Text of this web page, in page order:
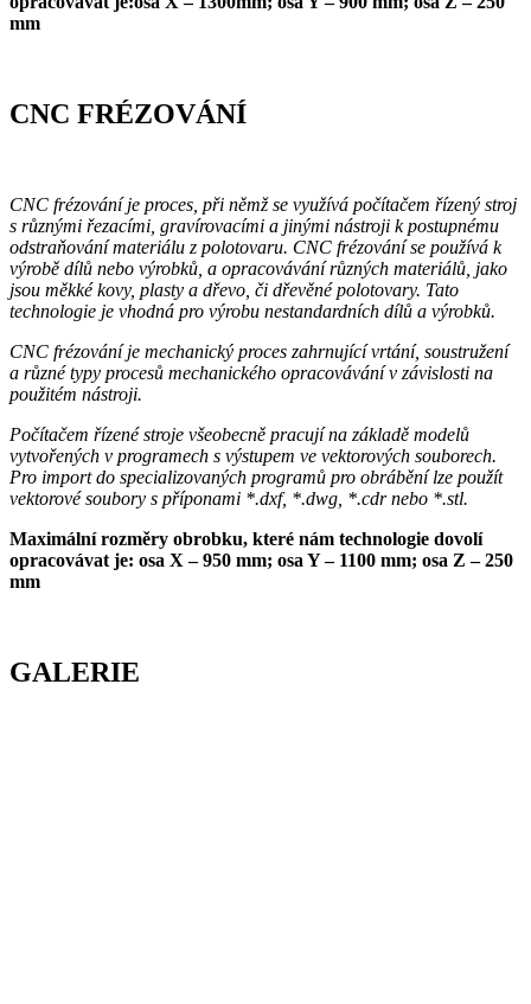
mm
CNC FRÉZOVÁNÍ
CNC frézování je proces, při němž se využívá počítačem řízený stroj
s různými řezacími, gravírovacími a jinými nástroji k postupnému
odstraňování materiálu z polotovaru. CNC frézování se používá k
výrobě dílů nebo výrobků, a opracovávání různých materiálů, jako
jsou měkké kovy, plasty a dřevo, či dřevěné polotovary. Tato
technologie je vhodná pro výrobu nestandardních dílů a výrobků.
CNC frézování je mechanický proces zahrnující vrtání, soustružení
a různé typy procesů mechanického opracovávání v závislosti na
použitém nástroji.
Počítačem řízené stroje všeobecně pracují na základě modelů
vytvořených v programech s výstupem ve vektorových souborech.
Pro import do specializovaných programů pro obrábění lze použít
vektorové soubory s příponami *.dxf, *.dwg, *.cdr nebo *.stl.
Maximální rozměry obrobku, které nám technologie dovolí
opracovávat je: osa X – 950 mm; osa Y – 1100 mm; osa Z – 250
mm
GALERIE